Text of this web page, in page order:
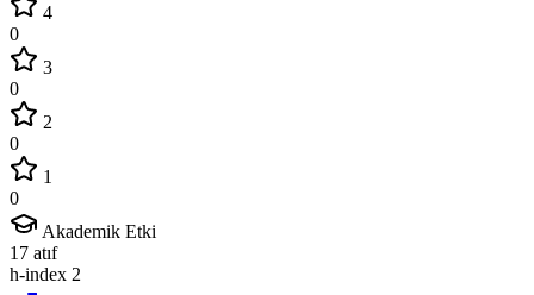
4
0
3
0
2
0
1
0
Akademik Etki
17 atıf
h-index 2